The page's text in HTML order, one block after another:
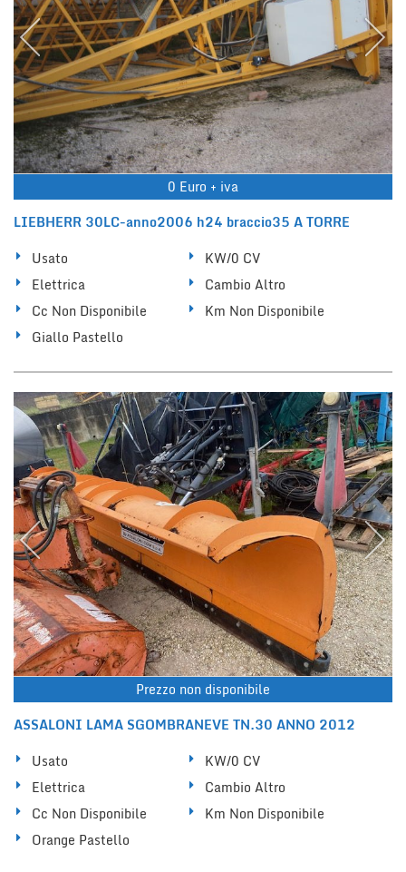
0 Euro + iva
LIEBHERR 30LC-anno2006 h24 braccio35 A TORRE
Usato
KW/0 CV
Elettrica
Cambio Altro
Cc Non Disponibile
Km Non Disponibile
Giallo Pastello
Prezzo non disponibile
ASSALONI LAMA SGOMBRANEVE TN.30 ANNO 2012
Usato
KW/0 CV
Elettrica
Cambio Altro
Cc Non Disponibile
Km Non Disponibile
Orange Pastello